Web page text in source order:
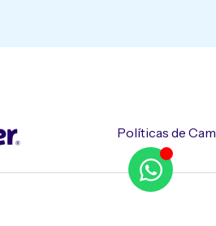
Políticas de